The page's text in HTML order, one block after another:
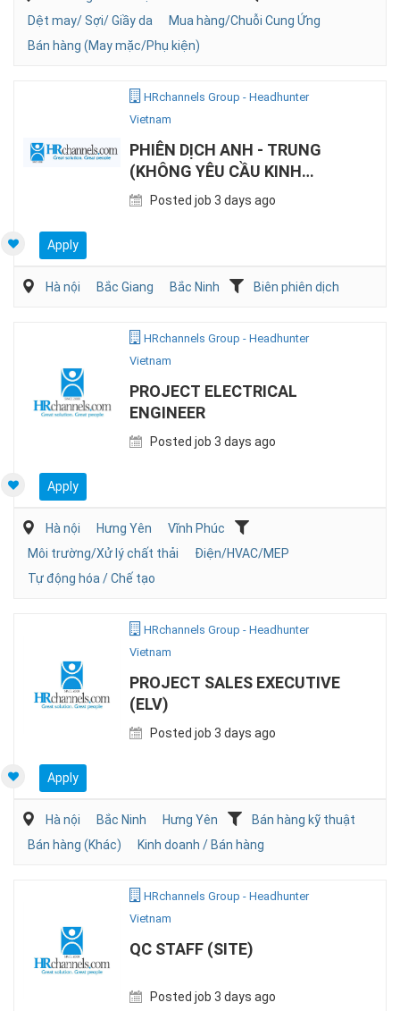
Dệt may/ Sợi/ Giầy da
Mua hàng/Chuỗi Cung Ứng
Bán hàng (May mặc/Phụ kiện)
HRchannels Group - Headhunter
Vietnam
PHIÊN DỊCH ANH - TRUNG
(KHÔNG YÊU CẦU KINH
NGHIỆM)
Posted job 3 days ago
Apply
Hà nội Bắc Giang Bắc Ninh Biên phiên dịch
HRchannels Group - Headhunter
Vietnam
PROJECT ELECTRICAL
ENGINEER
Posted job 3 days ago
Apply
Hà nội Hưng Yên
Vĩnh Phúc
Môi trường/Xử lý chất thải
Điện/HVAC/MEP
Tự động hóa / Chế tạo
HRchannels Group - Headhunter
Vietnam
PROJECT SALES EXECUTIVE
(ELV)
Posted job 3 days ago
Apply
Hà nội Bắc Ninh Hưng Yên
Bán hàng kỹ thuật
Bán hàng (Khác)
Kinh doanh / Bán hàng
HRchannels Group - Headhunter
Vietnam
QC STAFF (SITE)
Posted job 3 days ago